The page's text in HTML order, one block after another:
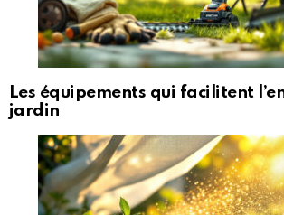
Les équipements qui facilitent
jardin